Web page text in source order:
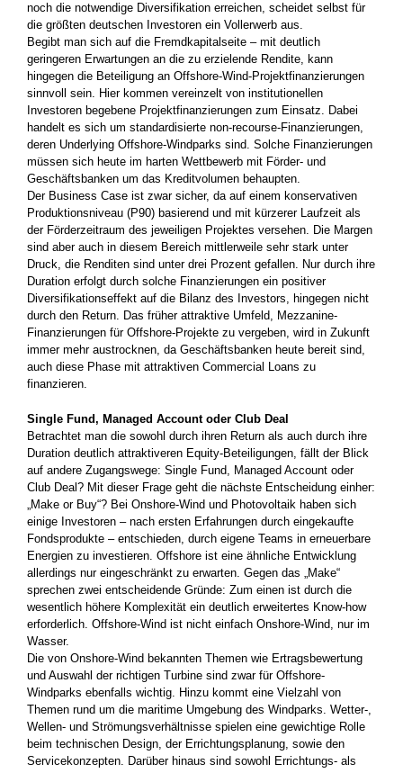
noch die notwendige Diversifikation erreichen, scheidet selbst für
die größten deutschen Investoren ein Vollerwerb aus.
Begibt man sich auf die Fremdkapitalseite – mit deutlich
geringeren Erwartungen an die zu erzielende Rendite, kann
hingegen die Beteiligung an Offshore-Wind-Projektfinanzierungen
sinnvoll sein. Hier kommen vereinzelt von institutionellen
Investoren begebene Projektfinanzierungen zum Einsatz. Dabei
handelt es sich um standardisierte non-recourse-Finanzierungen,
deren Underlying Offshore-Windparks sind. Solche Finanzierungen
müssen sich heute im harten Wettbewerb mit Förder- und
Geschäftsbanken um das Kreditvolumen behaupten.
Der Business Case ist zwar sicher, da auf einem konservativen
Produktionsniveau (P90) basierend und mit kürzerer Laufzeit als
der Förderzeitraum des jeweiligen Projektes versehen. Die Margen
sind aber auch in diesem Bereich mittlerweile sehr stark unter
Druck, die Renditen sind unter drei Prozent gefallen. Nur durch ihre
Duration erfolgt durch solche Finanzierungen ein positiver
Diversifikationseffekt auf die Bilanz des Investors, hingegen nicht
durch den Return. Das früher attraktive Umfeld, Mezzanine-
Finanzierungen für Offshore-Projekte zu vergeben, wird in Zukunft
immer mehr austrocknen, da Geschäftsbanken heute bereit sind,
auch diese Phase mit attraktiven Commercial Loans zu
finanzieren.
Single Fund, Managed Account oder Club Deal
Betrachtet man die sowohl durch ihren Return als auch durch ihre
Duration deutlich attraktiveren Equity-Beteiligungen, fällt der Blick
auf andere Zugangswege: Single Fund, Managed Account oder
Club Deal? Mit dieser Frage geht die nächste Entscheidung einher:
„Make or Buy“? Bei Onshore-Wind und Photovoltaik haben sich
einige Investoren – nach ersten Erfahrungen durch eingekaufte
Fondsprodukte – entschieden, durch eigene Teams in erneuerbare
Energien zu investieren. Offshore ist eine ähnliche Entwicklung
allerdings nur eingeschränkt zu erwarten. Gegen das „Make“
sprechen zwei entscheidende Gründe: Zum einen ist durch die
wesentlich höhere Komplexität ein deutlich erweitertes Know-how
erforderlich. Offshore-Wind ist nicht einfach Onshore-Wind, nur im
Wasser.
Die von Onshore-Wind bekannten Themen wie Ertragsbewertung
und Auswahl der richtigen Turbine sind zwar für Offshore-
Windparks ebenfalls wichtig. Hinzu kommt eine Vielzahl von
Themen rund um die maritime Umgebung des Windparks. Wetter-,
Wellen- und Strömungsverhältnisse spielen eine gewichtige Rolle
beim technischen Design, der Errichtungsplanung, sowie den
Servicekonzepten. Darüber hinaus sind sowohl Errichtungs- als